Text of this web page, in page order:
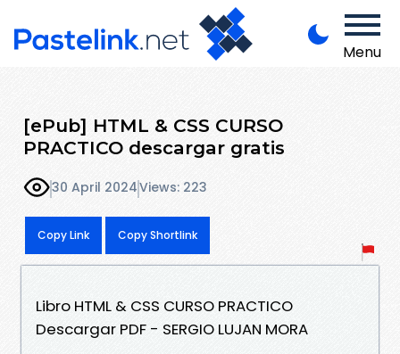
Menu
[ePub] HTML & CSS CURSO
PRACTICO descargar gratis
30 April 2024Views: 223
Copy Link Copy Shortlink
Libro HTML & CSS CURSO PRACTICO
Descargar PDF - SERGIO LUJAN MORA